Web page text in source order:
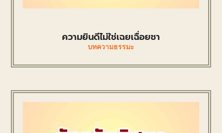
ความยินดีไม่ใช่เฉยเฉื่อยชา
บทความธรรมะ